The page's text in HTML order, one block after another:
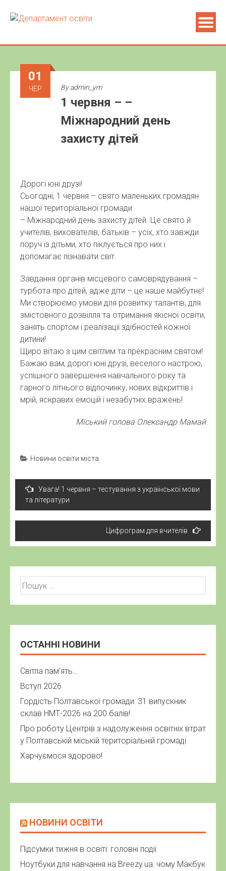
01
ЧЕР Byadmin_ym
1 червня – –
Міжнародний день
захисту дітей
Дорогі юні друзі!
Сьогодні, 1 червня – свято маленьких громадян
нашої територіальної громади
– Міжнародний день захисту дітей. Це свято й
учителів, вихователів, батьків – усіх, хто завжди
поруч із дітьми, хто піклується про них і
допомагає пізнавати світ.
Завдання органів місцевого самоврядування –
турбота про дітей, адже діти – це наше майбутнє!
Ми створюємо умови для розвитку талантів, для
змістовного дозвілля та отримання якісної освіти,
занять спортом і реалізації здібностей кожної
дитини!
Щиро вітаю з цим світлим та прекрасним святом!
Бажаю вам, дорогі юні друзі, веселого настрою,
успішного завершення навчального року та
гарного літнього відпочинку, нових відкриттів і
мрій, яскравих емоцій і незабутніх вражень!
Міський голова Олександр Мамай
Новини освіти міста
Навігація
записів
Увага! 1 червня – тестування з української мови
та літератури
Цифрограм для вчителів
Пошук:
ОСТАННІ НОВИНИ
Світла пам’ять…
Вступ 2026
Гордість Полтавської громади: 31 випускник
склав НМТ-2026 на 200 балів!
Про роботу Центрів з надолуження освітніх втрат
у Полтавській міській територіальній громаді
Харчуємося здорово!
НОВИНИ ОСВІТИ
Підсумки тижня в освіті: головні події
Ноутбуки для навчання на Breezy.ua: чому Макбук